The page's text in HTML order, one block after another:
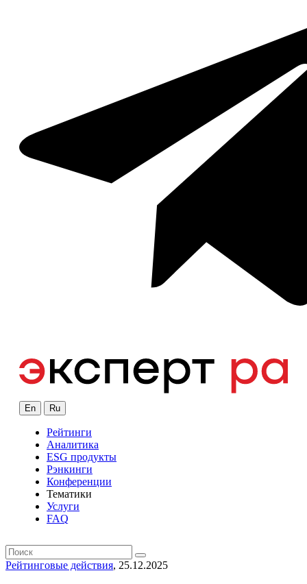
En Ru
Рейтинги
Аналитика
ESG продукты
Рэнкинги
Конференции
Тематики
Услуги
FAQ
Рейтинговые действия, 25.12.2025